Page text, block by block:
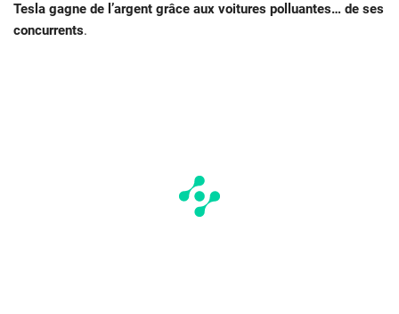
Tesla gagne de l’argent grâce aux voitures polluantes… de ses
concurrents.